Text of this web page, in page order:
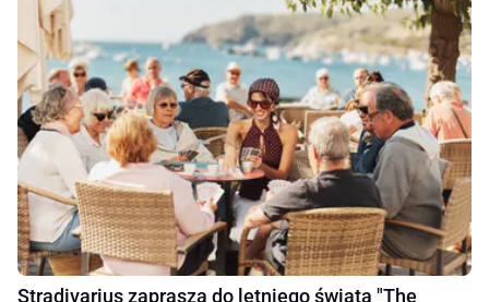
Stradivarius zaprasza do letniego świata "The